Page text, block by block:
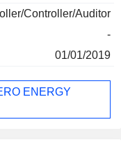
Controller/Auditor
-
01/01/2019
ENERGY